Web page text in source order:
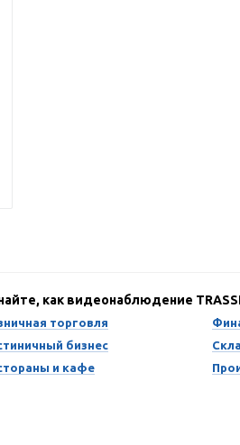
как видеонаблюдение
торговля
бизнес
и кафе